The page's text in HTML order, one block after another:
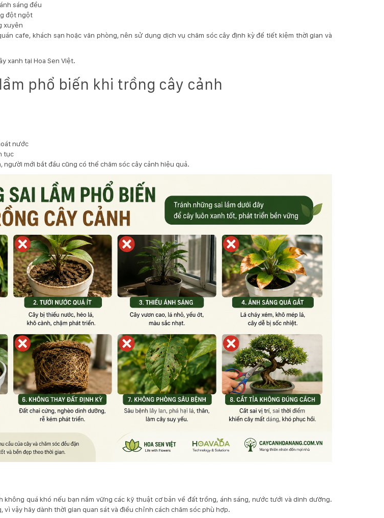
sáng đều
đột ngột
xuyên
cafe, khách sạn hoặc văn phòng, nên sử dụng dịch vụ chăm sóc cây định kỳ để tiết kiệm thời gian và
xanh tại Hoa Sen Việt.
phổ biến khi trồng cây cảnh
nước
tục
người mới bắt đầu cũng có thể chăm sóc cây cảnh hiệu quả.
không quá khó nếu bạn nắm vững các kỹ thuật cơ bản về đất trồng, ánh sáng, nước tưới và dinh dưỡng.
vì vậy hãy dành thời gian quan sát và điều chỉnh cách chăm sóc phù hợp.